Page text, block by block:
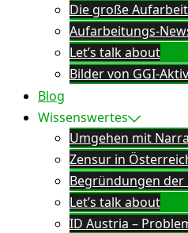
Die große
Aufarbeitungs-
Let’s talk about
Bilder von GGI-
Blog
Wissenswertes
Umgehen mit
Zensur in
Begründungen der
Let’s talk about
ID Austria –